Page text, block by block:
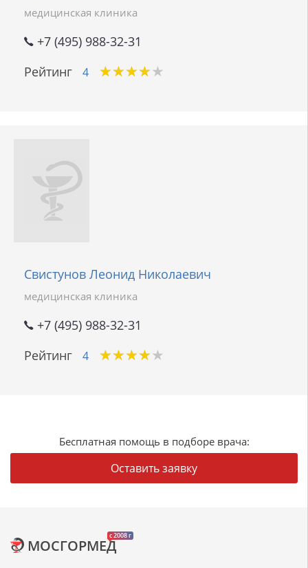
медицинская клиника
+7 (495) 988-32-31
Рейтинг
4 ★★★★★
★★★★★
Свистунов Леонид Николаевич
медицинская клиника
+7 (495) 988-32-31
Рейтинг
4 ★★★★★
★★★★★
Бесплатная помощь в подборе врача:
Оставить заявку
c 2008 г
МОСГОРМЕД